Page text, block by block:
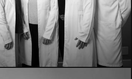
1663